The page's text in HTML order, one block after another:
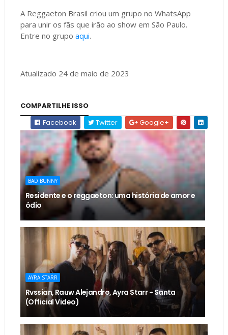
A Reggaeton Brasil criou um grupo no WhatsApp
para unir os fãs que irão ao show em São Paulo.
Entre no grupo aqui.
Atualizado 24 de maio de 2023
COMPARTILHE ISSO
Facebook
Twitter Google+
BAD BUNNY
Residente e o reggaeton: uma história de amor e
ódio
AYRA STARR
Rvssian, Rauw Alejandro, Ayra Starr - Santa
(Official Video)